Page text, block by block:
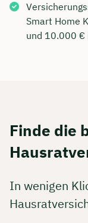
Smart Home
und 10.000 €
Finde die
In wenigen